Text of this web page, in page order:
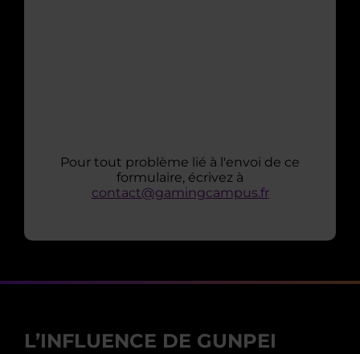
Pour tout problème lié à l'envoi de ce
formulaire, écrivez à
contact@gamingcampus.fr
L’INFLUENCE DE GUNPEI